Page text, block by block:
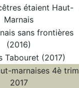
étaient Haut-
Marnais
sans frontières
(2016)
Tabouret (2017)
marnaises 4è trim
2017